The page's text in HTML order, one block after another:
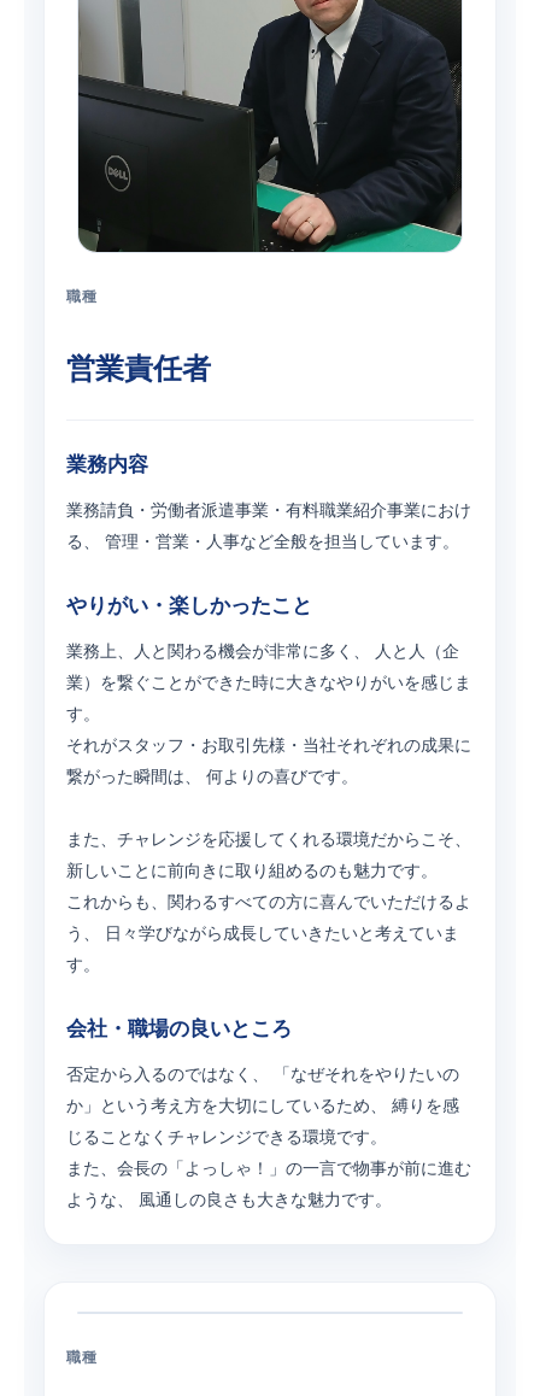
職種
営業責任者
業務内容
業務請負・労働者派遣事業・有料職業紹介事業におけ
る、 管理・営業・人事など全般を担当しています。
やりがい・楽しかったこと
業務上、人と関わる機会が非常に多く、 人と人（企
業）を繋ぐことができた時に大きなやりがいを感じま
す。
それがスタッフ・お取引先様・当社それぞれの成果に
繋がった瞬間は、 何よりの喜びです。
また、チャレンジを応援してくれる環境だからこそ、
新しいことに前向きに取り組めるのも魅力です。
これからも、関わるすべての方に喜んでいただけるよ
う、 日々学びながら成長していきたいと考えていま
す。
会社・職場の良いところ
否定から入るのではなく、 「なぜそれをやりたいの
か」という考え方を大切にしているため、 縛りを感
じることなくチャレンジできる環境です。
また、会長の「よっしゃ！」の一言で物事が前に進む
ような、 風通しの良さも大きな魅力です。
職種